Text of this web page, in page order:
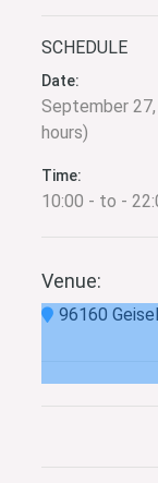
SCHEDULE
Date:
September
hours)
Time:
10:00 - to -
Venue:
96160